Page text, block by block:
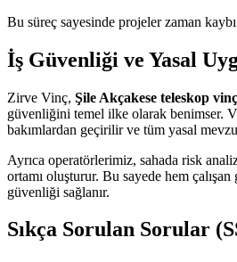
Bu süreç sayesinde projeler zaman
İş Güvenliği ve Yasal
Zirve Vinç, Şile Akçakese teleskop
güvenliğini temel ilke olarak benimser.
bakımlardan geçirilir ve tüm yasal
Ayrıca operatörlerimiz, sahada risk
ortamı oluşturur. Bu sayede hem
güvenliği sağlanır.
Sıkça Sorulan Sorular